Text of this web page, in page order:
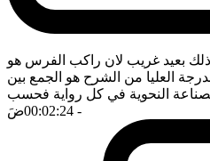
بعيد غريب لان راكب الفرس هو
العليا من الشرح هو الجمع بين
النحوية في كل رواية فحسب
- 00:02:24
ضَ